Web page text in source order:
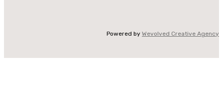
Powered by Wevolved Creative Agency